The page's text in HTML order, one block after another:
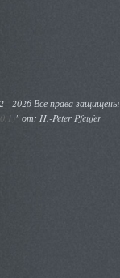
- 2026 Все права защищены
" от: H.-Peter Pfeufer